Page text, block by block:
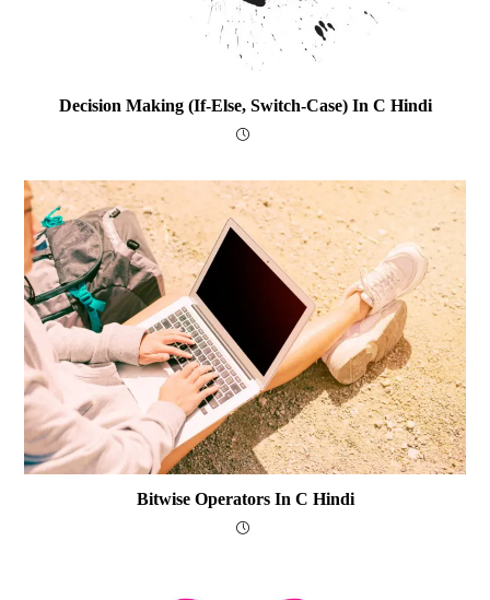
Decision Making (if-Else, Switch-Case) In C Hindi
Bitwise Operators In C Hindi